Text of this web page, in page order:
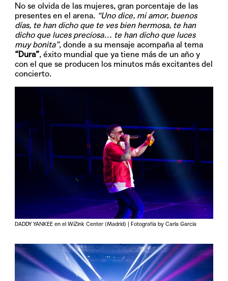
No se olvida de las mujeres, gran porcentaje de las
presentes en el arena. “Uno dice, mi amor, buenos
días, te han dicho que te ves bien hermosa, te han
dicho que luces preciosa… te han dicho que luces
muy bonita”, donde a su mensaje acompaña al tema
“Dura”, éxito mundial que ya tiene más de un año y
con el que se producen los minutos más excitantes del
concierto.
DADDY YANKEE en el WiZink Center (Madrid) | Fotografía by Carla García